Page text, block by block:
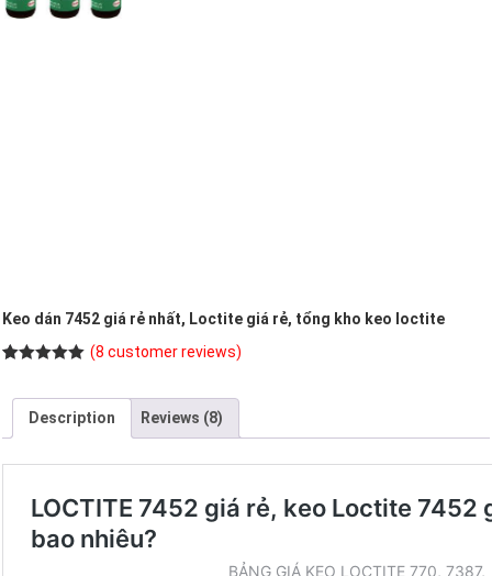
Keo dán 7452 giá rẻ nhất, Loctite giá rẻ, tổng kho keo loctite
customer
ratings
(8 customer reviews)
Description Reviews (8)